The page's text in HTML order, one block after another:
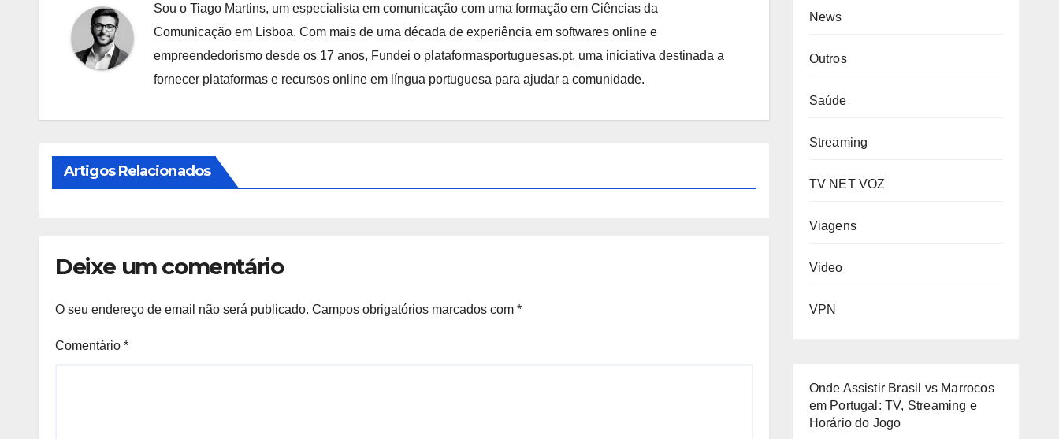
Sou o Tiago Martins, um especialista em comunicação com uma formação em Ciências da
Comunicação em Lisboa. Com mais de uma década de experiência em softwares online e
empreendedorismo desde os 17 anos, Fundei o plataformasportuguesas.pt, uma iniciativa destinada a
fornecer plataformas e recursos online em língua portuguesa para ajudar a comunidade.
Artigos Relacionados
Deixe um comentário
O seu endereço de email não será publicado. Campos obrigatórios marcados com *
Comentário *
News
Outros
Saúde
Streaming
TV NET VOZ
Viagens
Video
VPN
Onde Assistir Brasil vs Marrocos
em Portugal: TV, Streaming e
Horário do Jogo